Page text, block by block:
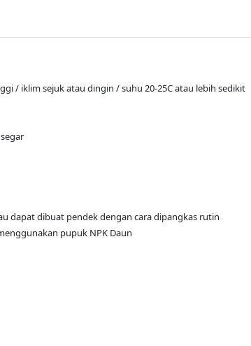
/ iklim sejuk atau dingin / suhu 20-25C atau lebih sedikit
dapat dibuat pendek dengan cara dipangkas rutin
pupuk NPK Daun